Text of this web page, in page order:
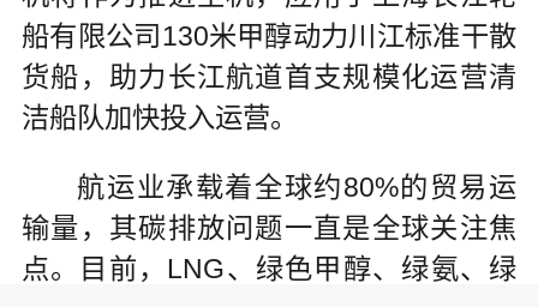
船有限公司130米甲醇动力川江标准干散
货船，助力长江航道首支规模化运营清
洁船队加快投入运营。
航运业承载着全球约80%的贸易运
输量，其碳排放问题一直是全球关注焦
点。目前，LNG、绿色甲醇、绿氨、绿